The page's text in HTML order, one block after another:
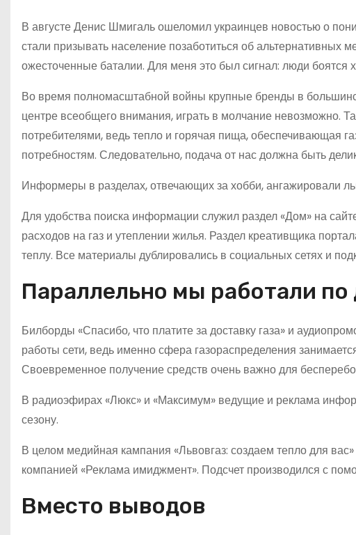
В августе Денис Шмигаль ошеломил украинцев новостью о
стали призывать население позаботиться об альтернативных
ожесточенные баталии. Для меня это был сигнал: люди боятся
Во время полномасштабной войны крупные бренды в
центре всеобщего внимания, играть в молчание невозможно.
потребителями, ведь тепло и горячая пища, обеспечивающая
потребностям. Следовательно, подача от нас должна быть
Информеры в разделах, отвечающих за хобби, ангажировали
Для удобства поиска информации служил раздел «Дом» на
расходов на газ и утеплении жилья. Раздел креативщика
теплу. Все материалы дублировались в социальных сетях и
Параллельно мы работали
Билборды «Спасибо, что платите за доставку газа» и
работы сети, ведь именно сфера газораспределения
Своевременное получение средств очень важно для
В радиоэфирах «Люкс» и «Максимум» ведущие и реклама
сезону.
В целом медийная кампания «Львовгаз: создаем тепло для
компанией «Реклама имиджмент». Подсчет производился с
Вместо выводов